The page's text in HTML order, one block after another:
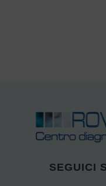
SEGUICI